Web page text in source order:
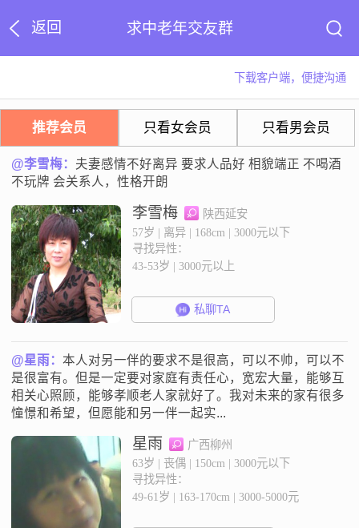
返回 求中老年交友群
下载客户端，便捷沟通
推荐会员 只看女会员 只看男会员
@李雪梅： 夫妻感情不好离异 要求人品好 相貌端正 不喝酒
不玩牌 会关系人，性格开朗
李雪梅
陕西延安
57岁 | 离异 | 168cm | 3000元以下
寻找异性：
43-53岁 | 3000元以上
私聊TA
@星雨：本人对另一伴的要求不是很高，可以不帅，可以不
是很富有。但是一定要对家庭有责任心，宽宏大量，能够互
相关心照顾，能够孝顺老人家就好了。我对未来的家有很多
憧憬和希望，但愿能和另一伴一起实...
星雨
广西柳州
63岁 | 丧偶 | 150cm | 3000元以下
寻找异性：
49-61岁 | 163-170cm | 3000-5000元